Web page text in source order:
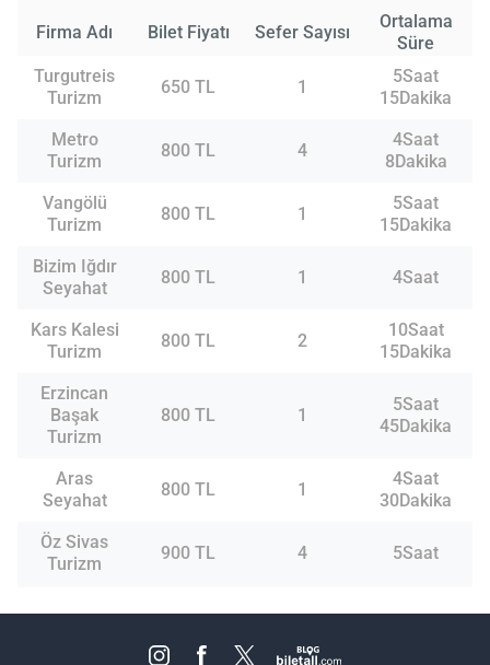
Firma Adı Bilet Fiyatı Sefer Sayısı
Ortalama
Süre
Turgutreis
Turizm
650 TL 1
5Saat
15Dakika
Metro
Turizm
800 TL 4
4Saat
8Dakika
Vangölü
Turizm
800 TL 1
5Saat
15Dakika
Bizim Iğdır
Seyahat
800 TL 1 4Saat
Kars Kalesi
Turizm
800 TL 2
10Saat
15Dakika
Erzincan
Başak
Turizm
800 TL 1
5Saat
45Dakika
Aras
Seyahat
800 TL 1
4Saat
30Dakika
Öz Sivas
Turizm
900 TL 4 5Saat